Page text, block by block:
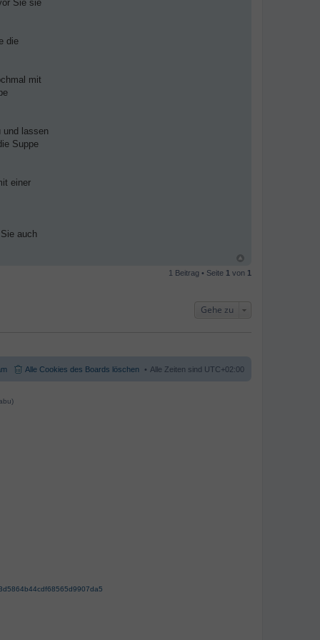
Sie sie
die
mit
und lassen
Suppe
einer
auch
1 Beitrag • Seite 1 von 1
Gehe zu
Alle Zeiten sind UTC+02:00
Alle Cookies des Boards löschen